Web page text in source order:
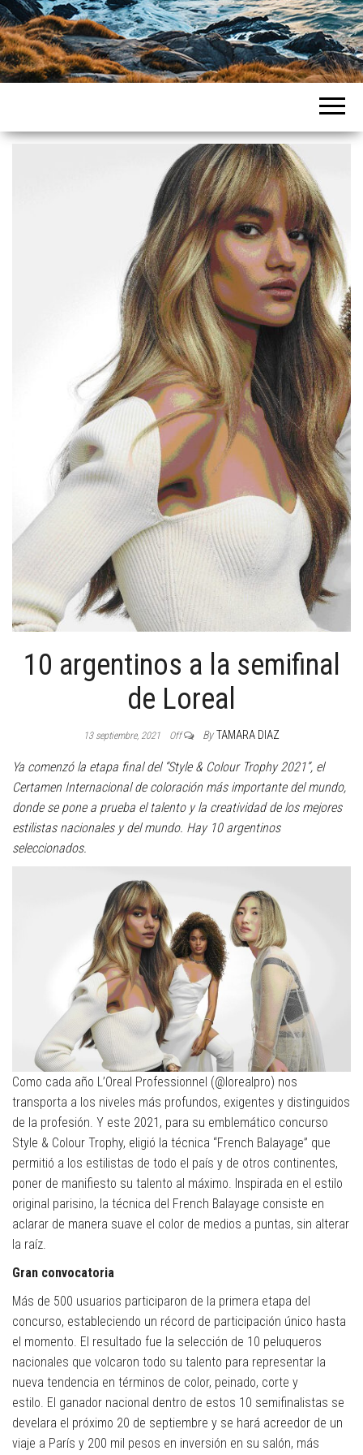
Intercountries
10 argentinos a la semifinal
de Loreal
13 septiembre, 2021 Off By TAMARA DIAZ
Ya comenzó la etapa final del “Style & Colour Trophy 2021”, el
Certamen Internacional de coloración más importante del mundo,
donde se pone a prueba el talento y la creatividad de los mejores
estilistas nacionales y del mundo. Hay 10 argentinos
seleccionados.
Como cada año L’Oreal Professionnel (@lorealpro) nos
transporta a los niveles más profundos, exigentes y distinguidos
de la profesión. Y este 2021, para su emblemático concurso
Style & Colour Trophy, eligió la técnica “French Balayage” que
permitió a los estilistas de todo el país y de otros continentes,
poner de manifiesto su talento al máximo. Inspirada en el estilo
original parisino, la técnica del French Balayage consiste en
aclarar de manera suave el color de medios a puntas, sin alterar
la raíz.
Gran convocatoria
Más de 500 usuarios participaron de la primera etapa del
concurso, estableciendo un récord de participación único hasta
el momento. El resultado fue la selección de 10 peluqueros
nacionales que volcaron todo su talento para representar la
nueva tendencia en términos de color, peinado, corte y
estilo. El ganador nacional dentro de estos 10 semifinalistas se
develara el próximo 20 de septiembre y se hará acreedor de un
viaje a París y 200 mil pesos en inversión en su salón, más